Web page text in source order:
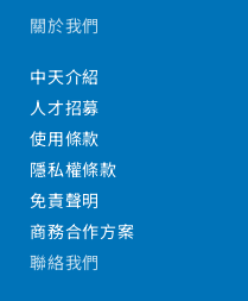
關於我們
中天介紹
人才招募
使用條款
隱私權條款
免責聲明
商務合作方案
聯絡我們